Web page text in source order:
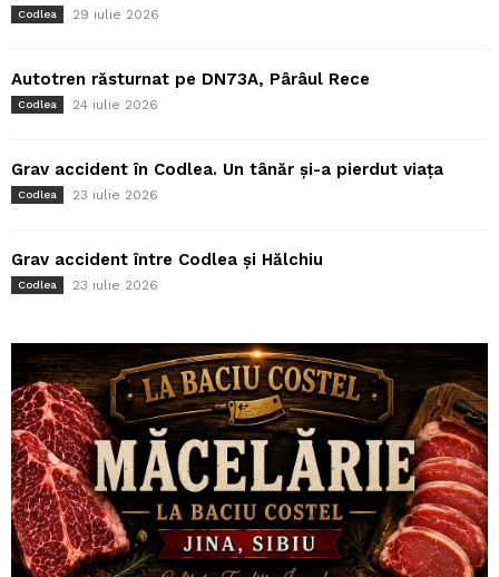
Codlea 29 iulie 2026
Autotren răsturnat pe DN73A, Pârâul Rece
Codlea 24 iulie 2026
Grav accident în Codlea. Un tânăr și-a pierdut viața
Codlea 23 iulie 2026
Grav accident între Codlea și Hălchiu
Codlea 23 iulie 2026